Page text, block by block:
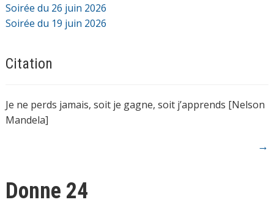
Soirée du 26 juin 2026
Soirée du 19 juin 2026
Citation
Je ne perds jamais, soit je gagne, soit j’apprends [Nelson
Mandela]
→
Donne 24